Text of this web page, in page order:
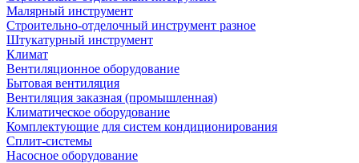
Малярный инструмент
Строительно-отделочный инструмент разное
Штукатурный инструмент
Климат
Вентиляционное оборудование
Бытовая вентиляция
Вентиляция заказная (промышленная)
Климатическое оборудование
Комплектующие для систем кондиционирования
Сплит-системы
Насосное оборудование